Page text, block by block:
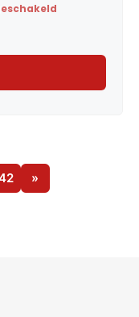
»